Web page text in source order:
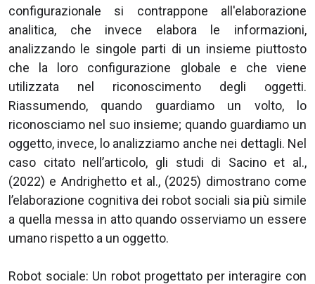
configurazionale si contrappone all'elaborazione
analitica, che invece elabora le informazioni,
analizzando le singole parti di un insieme piuttosto
che la loro configurazione globale e che viene
utilizzata nel riconoscimento degli oggetti.
Riassumendo, quando guardiamo un volto, lo
riconosciamo nel suo insieme; quando guardiamo un
oggetto, invece, lo analizziamo anche nei dettagli. Nel
caso citato nell’articolo, gli studi di Sacino et al.,
(2022) e Andrighetto et al., (2025) dimostrano come
l’elaborazione cognitiva dei robot sociali sia più simile
a quella messa in atto quando osserviamo un essere
umano rispetto a un oggetto.
Robot sociale: Un robot progettato per interagire con